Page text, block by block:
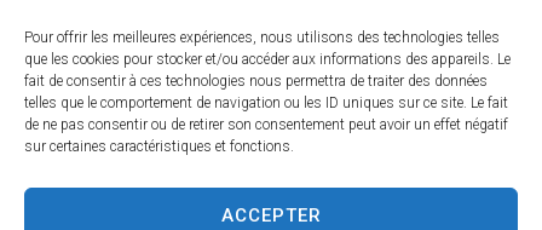
Pour offrir les meilleures expériences, nous utilisons des technologies telles
que les cookies pour stocker et/ou accéder aux informations des appareils. Le
fait de consentir à ces technologies nous permettra de traiter des données
telles que le comportement de navigation ou les ID uniques sur ce site. Le fait
de ne pas consentir ou de retirer son consentement peut avoir un effet négatif
sur certaines caractéristiques et fonctions.
ACCEPTER
Accessibilité